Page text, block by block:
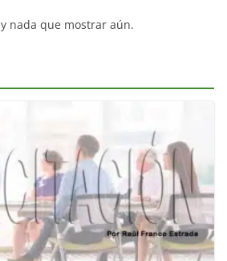
nada que mostrar aún.